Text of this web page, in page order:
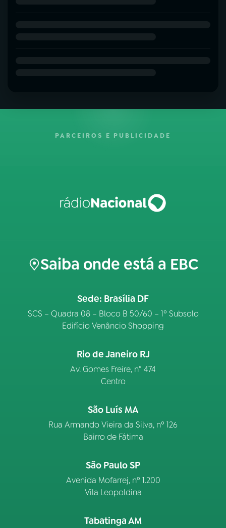
PARCEIROS E PUBLICIDADE
Saiba onde está a EBC
Sede: Brasília DF
SCS – Quadra 08 – Bloco B 50/60 – 1º Subsolo
Edifício Venâncio Shopping
Rio de Janeiro RJ
Av. Gomes Freire, n° 474
Centro
São Luís MA
Rua Armando Vieira da Silva, nº 126
Bairro de Fátima
São Paulo SP
Avenida Mofarrej, nº 1.200
Vila Leopoldina
Tabatinga AM